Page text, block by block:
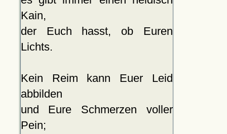
Kain,
der Euch hasst, ob Euren
Lichts.
Kein Reim kann Euer Leid
abbilden
und Eure Schmerzen voller
Pein;